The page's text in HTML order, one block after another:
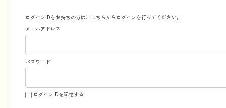
ログインIDをお持ちの方は、こちらからログインを行ってください。
メールアドレス
パスワード
ログインIDを記憶する